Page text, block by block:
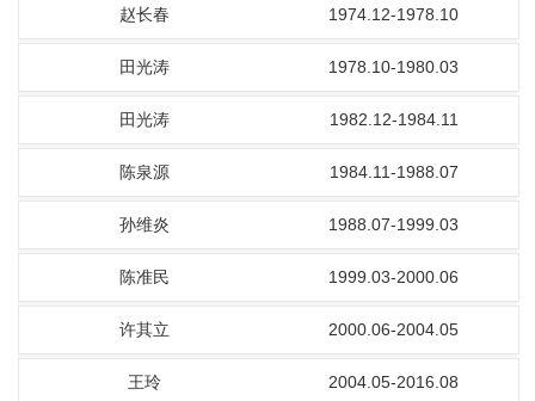
赵长春 1974.12-1978.10
田光涛 1978.10-1980.03
田光涛 1982.12-1984.11
陈泉源 1984.11-1988.07
孙维炎 1988.07-1999.03
陈准民 1999.03-2000.06
许其立 2000.06-2004.05
王玲 2004.05-2016.08